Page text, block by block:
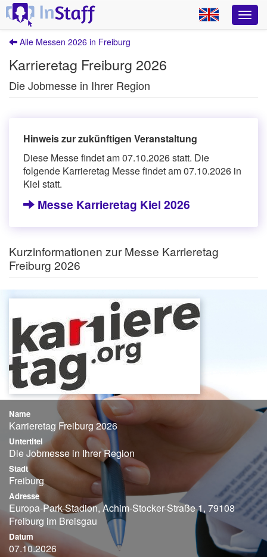
Alle Messen 2026 in Freiburg
Karrieretag Freiburg 2026
Die Jobmesse in Ihrer Region
Hinweis zur zukünftigen Veranstaltung
Diese Messe findet am 07.10.2026 statt. Die
folgende Karrieretag Messe findet am 07.10.2026 in
Kiel statt.
Messe Karrieretag Kiel 2026
Kurzinformationen zur Messe Karrieretag
Freiburg 2026
Name
Karrieretag Freiburg 2026
Untertitel
Die Jobmesse in Ihrer Region
Stadt
Freiburg
Adresse
Europa-Park-Stadion, Achim-Stocker-Straße 1, 79108
Freiburg im Breisgau
Datum
07.10.2026